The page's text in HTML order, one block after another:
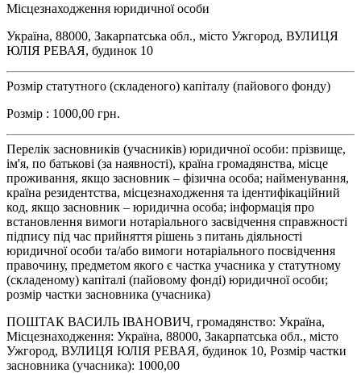
Місцезнаходження юридичної особи
Україна, 88000, Закарпатська обл., місто Ужгород, ВУЛИЦЯ
ЮЛІЯ РЕВАЯ, будинок 10
Розмір статутного (складеного) капіталу (пайового фонду)
Розмір : 1000,00 грн.
Перелік засновників (учасників) юридичної особи: прізвище,
ім'я, по батькові (за наявності), країна громадянства, місце
проживання, якщо засновник – фізична особа; найменування,
країна резидентства, місцезнаходження та ідентифікаційний
код, якщо засновник – юридична особа; інформація про
встановлення вимоги нотаріального засвідчення справжності
підпису під час прийняття рішень з питань діяльності
юридичної особи та/або вимоги нотаріального посвідчення
правочину, предметом якого є частка учасника у статутному
(складеному) капіталі (пайовому фонді) юридичної особи;
розмір частки засновника (учасника)
ПОШТАК ВАСИЛЬ ІВАНОВИЧ, громадянство: Україна,
Місцезнаходження: Україна, 88000, Закарпатська обл., місто
Ужгород, ВУЛИЦЯ ЮЛІЯ РЕВАЯ, будинок 10, Розмір частки
засновника (учасника): 1000,00